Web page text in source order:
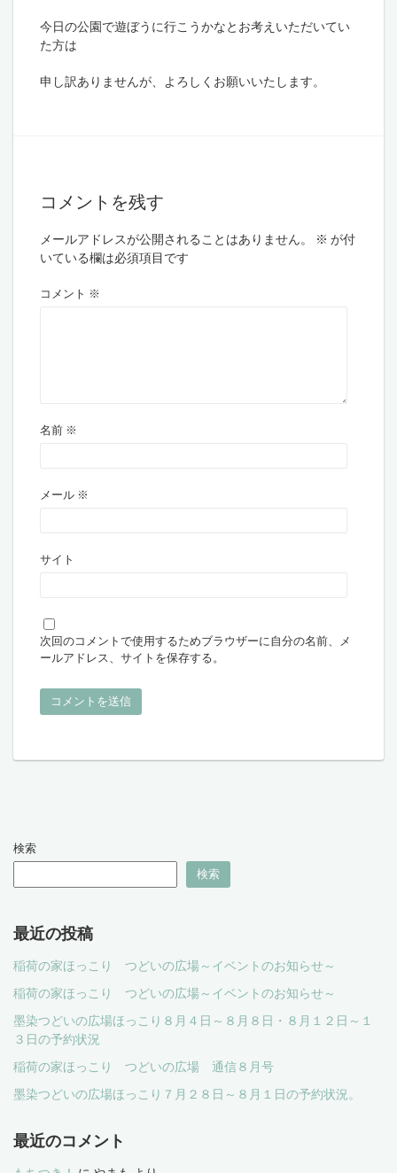
今日の公園で遊ぼうに行こうかなとお考えいただいてい
た方は
申し訳ありませんが、よろしくお願いいたします。
コメントを残す
メールアドレスが公開されることはありません。 ※ が付
いている欄は必須項目です
コメント ※
名前 ※
メール ※
サイト
次回のコメントで使用するためブラウザーに自分の名前、メ
ールアドレス、サイトを保存する。
検索
検索
最近の投稿
稲荷の家ほっこり つどいの広場～イベントのお知らせ～
稲荷の家ほっこり つどいの広場～イベントのお知らせ～
墨染つどいの広場ほっこり８月４日～８月８日・８月１２日～１
３日の予約状況
稲荷の家ほっこり つどいの広場 通信８月号
墨染つどいの広場ほっこり７月２８日～８月１日の予約状況。
最近のコメント